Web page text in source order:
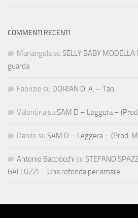
COMMENTI RECENTI
Mariangela su SELLY BABY
guarda
Fabrizio su DORIAN O. A. – Tao
Valentina su SAM D – Leggera –
Danilo su SAM D – Leggera – (Prod.
Antonio Bacciocchi su STEFANO
GALLUZZI – Una rotonda per amare